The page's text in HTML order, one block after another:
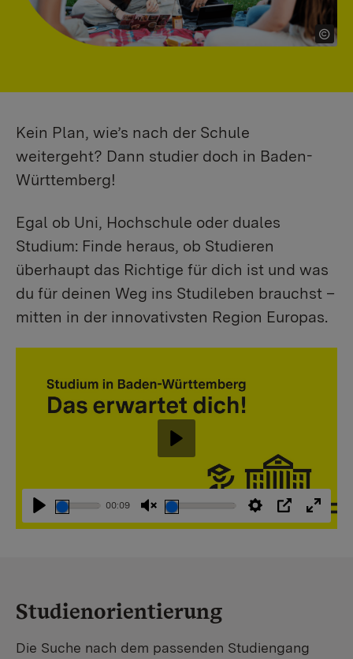
Kein Plan, wie’s nach der Schule
weitergeht? Dann studier doch in Baden-
Württemberg!
Egal ob Uni, Hochschule oder duales
Studium: Finde heraus, ob Studieren
überhaupt das Richtige für dich ist und was
du für deinen Weg ins Studileben brauchst –
mitten in der innovativsten Region Europas.
Abspielen
00:09
StummschaltungEinstellungen
PIP
Abspielen
Studienorientierung
Die Suche nach dem passenden Studiengang